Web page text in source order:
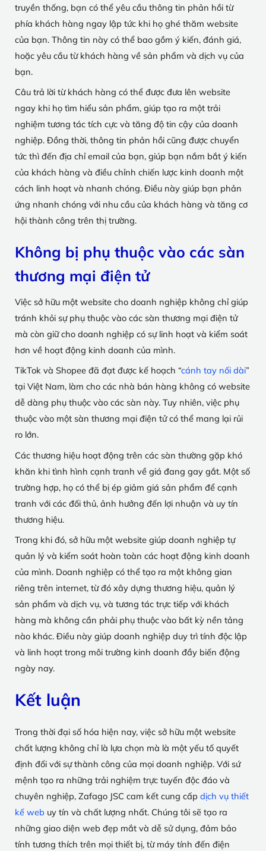
truyền thống, bạn có thể yêu cầu thông tin phản hồi từ
phía khách hàng ngay lập tức khi họ ghé thăm website
của bạn. Thông tin này có thể bao gồm ý kiến, đánh giá,
hoặc yêu cầu từ khách hàng về sản phẩm và dịch vụ của
bạn.
Câu trả lời từ khách hàng có thể được đưa lên website
ngay khi họ tìm hiểu sản phẩm, giúp tạo ra một trải
nghiệm tương tác tích cực và tăng độ tin cậy của doanh
nghiệp. Đồng thời, thông tin phản hồi cũng được chuyển
tức thì đến địa chỉ email của bạn, giúp bạn nắm bắt ý kiến
của khách hàng và điều chỉnh chiến lược kinh doanh một
cách linh hoạt và nhanh chóng. Điều này giúp bạn phản
ứng nhanh chóng với nhu cầu của khách hàng và tăng cơ
hội thành công trên thị trường.
Không bị phụ thuộc vào các sàn
thương mại điện tử
Việc sở hữu một website cho doanh nghiệp không chỉ giúp
tránh khỏi sự phụ thuộc vào các sàn thương mại điện tử
mà còn giữ cho doanh nghiệp có sự linh hoạt và kiểm soát
hơn về hoạt động kinh doanh của mình.
TikTok và Shopee đã đạt được kế hoạch “cánh tay nối dài”
tại Việt Nam, làm cho các nhà bán hàng không có website
dễ dàng phụ thuộc vào các sàn này. Tuy nhiên, việc phụ
thuộc vào một sàn thương mại điện tử có thể mang lại rủi
ro lớn.
Các thương hiệu hoạt động trên các sàn thường gặp khó
khăn khi tình hình cạnh tranh về giá đang gay gắt. Một số
trường hợp, họ có thể bị ép giảm giá sản phẩm để cạnh
tranh với các đối thủ, ảnh hưởng đến lợi nhuận và uy tín
thương hiệu.
Trong khi đó, sở hữu một website giúp doanh nghiệp tự
quản lý và kiểm soát hoàn toàn các hoạt động kinh doanh
của mình. Doanh nghiệp có thể tạo ra một không gian
riêng trên internet, từ đó xây dựng thương hiệu, quản lý
sản phẩm và dịch vụ, và tương tác trực tiếp với khách
hàng mà không cần phải phụ thuộc vào bất kỳ nền tảng
nào khác. Điều này giúp doanh nghiệp duy trì tính độc lập
và linh hoạt trong môi trường kinh doanh đầy biến động
ngày nay.
Kết luận
Trong thời đại số hóa hiện nay, việc sở hữu một website
chất lượng không chỉ là lựa chọn mà là một yếu tố quyết
định đối với sự thành công của mọi doanh nghiệp. Với sứ
mệnh tạo ra những trải nghiệm trực tuyến độc đáo và
chuyên nghiệp, Zafago JSC cam kết cung cấp dịch vụ thiết
kế web uy tín và chất lượng nhất. Chúng tôi sẽ tạo ra
những giao diện web đẹp mắt và dễ sử dụng, đảm bảo
tính tương thích trên mọi thiết bị, từ máy tính đến điện